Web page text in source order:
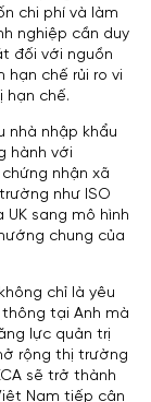
chi phí và làm
nghiệp cần duy
đối với nguồn
hạn chế rủi ro vi
hạn chế.
nhà nhập khẩu
hành với
nhận xã
như ISO
UK sang mô hình
chung của
chỉ là yêu
tại Anh mà
lực quản trị
rộng thị trường
sẽ trở thành
Nam tiếp cận